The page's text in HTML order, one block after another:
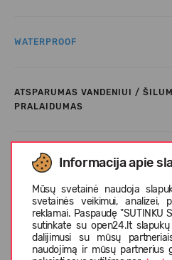
Informacija apie
Mūsų svetainė naudoja
svetainės veikimui, analizei,
reklamai. Paspaudę "SUTINKU
sutinkate su open24.lt
dalijimusi su mūsų
naudojimą ir mūsų partnerius
WATERPROOF
ATSPARUMAS VANDENIUI /
PRALAIDUMAS
PRIEŽIŪROS INFORMACIJA
DYDŽIŲ LENTELĖ